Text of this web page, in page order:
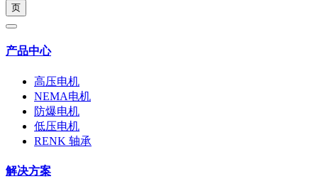
产品中心
高压电机
NEMA电机
防爆电机
低压电机
RENK 轴承
解决方案